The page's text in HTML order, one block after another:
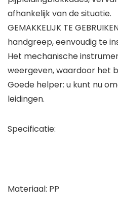
afhankelijk van de situatie.
GEMAKKELIJK TE
handgreep, eenvoudig te
Het mechanische
weergeven, waardoor het
Goede helper: u kunt nu
leidingen.
Specificatie:
Materiaal: PP